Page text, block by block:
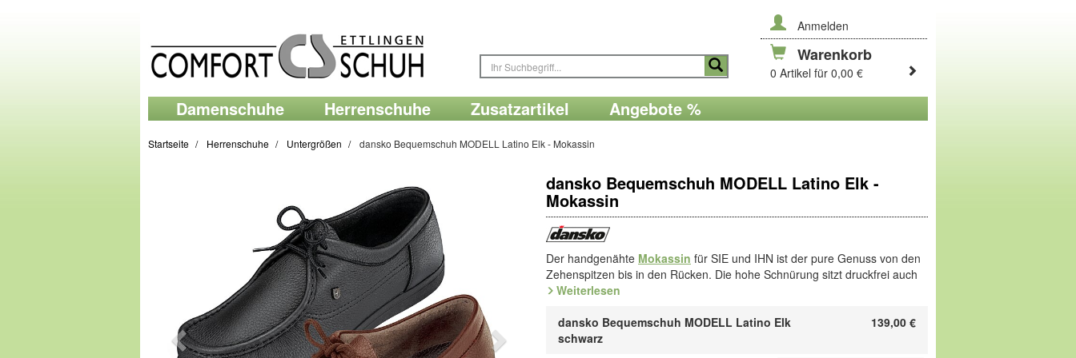
Anmelden
Warenkorb
0 Artikel für 0,00 €
Damenschuhe Herrenschuhe Zusatzartikel Angebote %
Startseite Herrenschuhe Untergrößen dansko Bequemschuh MODELL Latino Elk - Mokassin
dansko Bequemschuh MODELL Latino Elk -
Mokassin
Der handgenähte Mokassin für SIE und IHN ist der pure Genuss von den
Zehenspitzen bis in den Rücken. Die hohe Schnürung sitzt druckfrei auch
am höheren Rist. Vollkommen wird das Wohlgefühl durch das softe
Dämpfende PUR-Schaumsohle inNull-Linie , mit selbstformen dem
Fußbett.
Weiterlesen
dansko Bequemschuh MODELL Latino Elk
schwarz
139,00 €